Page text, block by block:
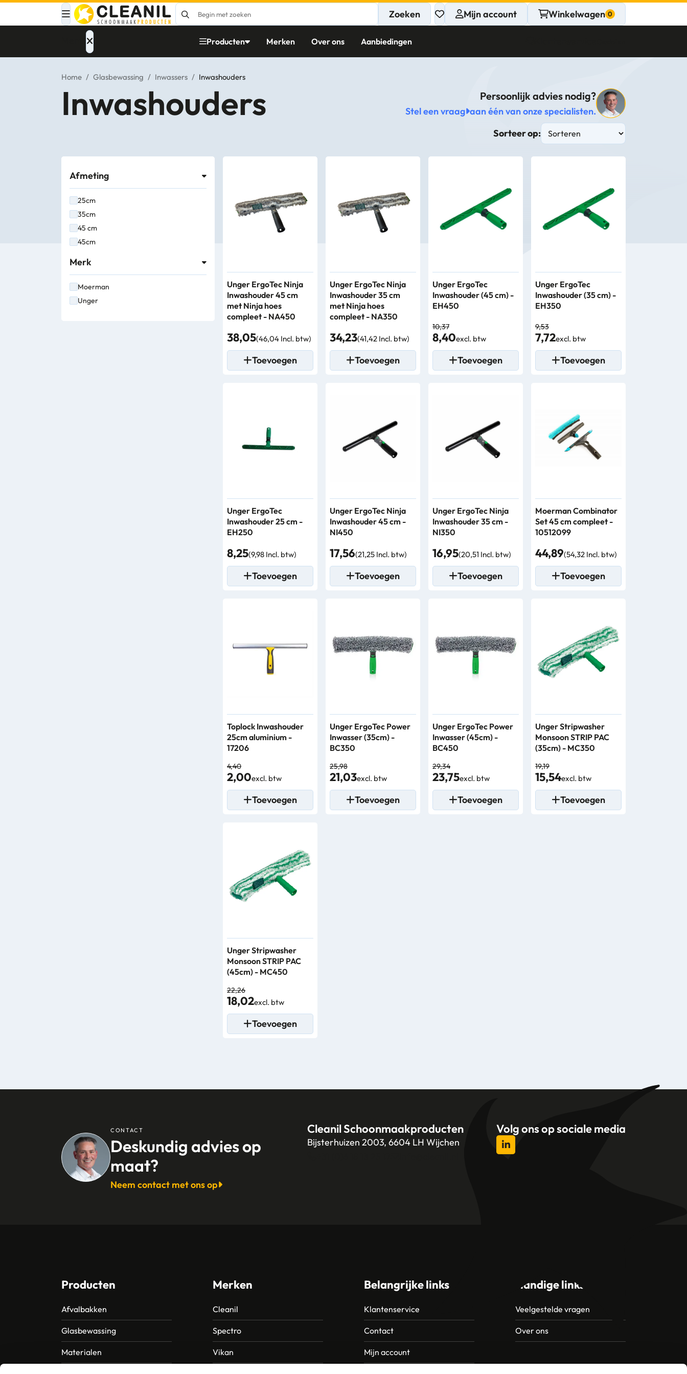
Mijn account Winkelwagen
Zoeken
Producten
Afvalinzameling
Reinigingsmiddelen
Papier – Dispensers
Glasbewassing
Bedrijfsbenodigdheden
Machines
Persoonlijke
Bescherming
Persoonlijk
advies
nodig?
Merken Over ons Aanbiedingen
Home / Glasbewassing / Inwassers / Inwashouders
Inwashouders Persoonlijk advies nodig?
Stel een vraag aan één van onze specialisten.
Sorteer op:
Afmeting
25cm
35cm
45 cm
45cm
Merk
Moerman
Unger
Unger ErgoTec Ninja
Inwashouder 45 cm
met Ninja hoes
compleet - NA450
38,05(46,04 Incl. btw)
Toevoegen
Unger ErgoTec Ninja
Inwashouder 35 cm
met Ninja hoes
compleet - NA350
34,23(41,42 Incl. btw)
Toevoegen
Unger ErgoTec
Inwashouder (45 cm) -
EH450
10,37
8,40excl. btw
Toevoegen
Unger ErgoTec
Inwashouder (35 cm) -
EH350
9,53
7,72excl. btw
Toevoegen
Unger ErgoTec
Inwashouder 25 cm -
EH250
8,25(9,98 Incl. btw)
Toevoegen
Unger ErgoTec Ninja
Inwashouder 45 cm -
NI450
17,56(21,25 Incl. btw)
Toevoegen
Unger ErgoTec Ninja
Inwashouder 35 cm -
NI350
16,95(20,51 Incl. btw)
Toevoegen
Moerman Combinator
Set 45 cm compleet -
10512099
44,89(54,32 Incl. btw)
Toevoegen
Toplock Inwashouder
25cm aluminium -
17206
4,40
2,00excl. btw
Toevoegen
Unger ErgoTec Power
Inwasser (35cm) -
BC350
25,98
21,03excl. btw
Toevoegen
Unger ErgoTec Power
Inwasser (45cm) -
BC450
29,34
23,75excl. btw
Toevoegen
Unger Stripwasher
Monsoon STRIP PAC
(35cm) - MC350
19,19
15,54excl. btw
Toevoegen
Unger Stripwasher
Monsoon STRIP PAC
(45cm) - MC450
22,26
18,02excl. btw
Toevoegen
CONTACT
Deskundig advies op
maat?
Neem contact met ons op
Cleanil Schoonmaakproducten
Bijsterhuizen 2003, 6604 LH Wijchen
Volg ons op sociale media
Producten
Afvalbakken
Glasbewassing
Materialen
Merken
Cleanil
Spectro
Vikan
Belangrijke links
Klantenservice
Contact
Mijn account
Handige links
Veelgestelde vragen
Over ons